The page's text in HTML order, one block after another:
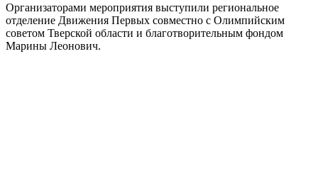
Организаторами мероприятия выступили региональное
отделение Движения Первых совместно с Олимпийским
советом Тверской области и благотворительным фондом
Марины Леонович.